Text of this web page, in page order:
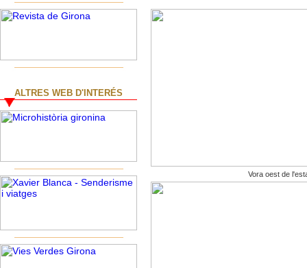
ALTRES WEB D'INTERÉS
Vora oest de